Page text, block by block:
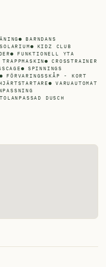
BARNDANS
SOLARIUM
KIDZ CLUB
FUNKTIONELL YTA
TRAPPMASKIN
CROSSTRAINER
SPINNINGS
FÖRVARINGSSKÅP - KORT
VARUAUTOMAT
DUSCH